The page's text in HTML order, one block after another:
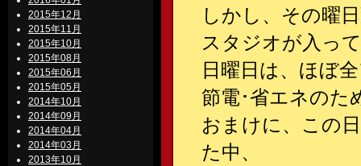
2015年12月
2015年11月
2015年10月
2015年08月
2015年06月
2015年05月
2014年10月
2014年09月
2014年04月
2014年03月
2013年10月
しかし、その曜
スタジオが入っ
日曜日は、ほぼ
節電･省エネの
おまけに、この
た中、